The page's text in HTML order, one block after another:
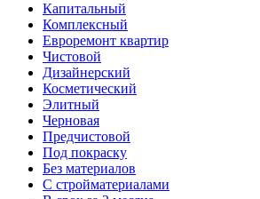
Капитальный
Комплексный
Евроремонт квартир
Чистовой
Дизайнерский
Косметический
Элитный
Черновая
Предчистовой
Под покраску
Без материалов
С стройматериалами